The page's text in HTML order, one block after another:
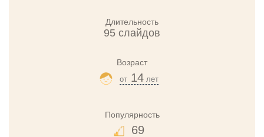
Длительность
95 слайдов
Возраст
от 14 лет
Популярность
69